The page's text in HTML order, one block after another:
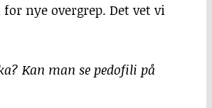
nye overgrep. Det vet vi
Kan man se pedofili på